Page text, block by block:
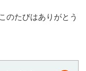
のたびはありがとう